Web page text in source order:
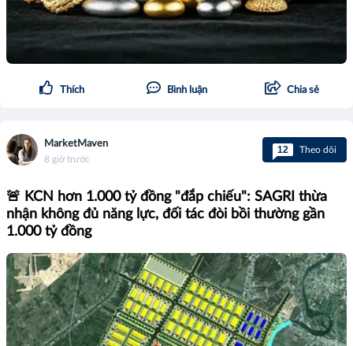
Thích Bình luận Chia sẻ
MarketMaven
8 giờ trước
12 Theo dõi
🚨 KCN hơn 1.000 tỷ đồng "đắp chiếu": SAGRI thừa
nhận không đủ năng lực, đối tác đòi bồi thường gần
1.000 tỷ đồng